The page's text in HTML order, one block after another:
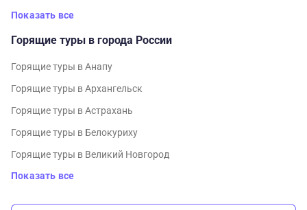
Показать все
Горящие туры в города России
Горящие туры в Анапу
Горящие туры в Архангельск
Горящие туры в Астрахань
Горящие туры в Белокуриху
Горящие туры в Великий Новгород
Показать все